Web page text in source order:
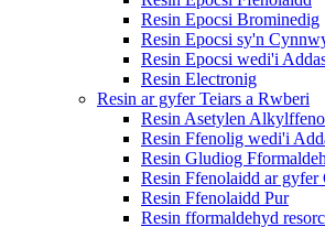
Resin Epocsi Brominedig
Resin Epocsi sy'n
Resin Epocsi wedi'i
Resin Electronig
Resin ar gyfer Teiars a Rwberi
Resin Asetylen
Resin Ffenolig wedi'i
Resin Gludiog
Resin Ffenolaidd ar
Resin Ffenolaidd Pur
Resin fformaldehyd